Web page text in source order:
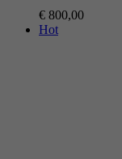
€ 800,00
Hot